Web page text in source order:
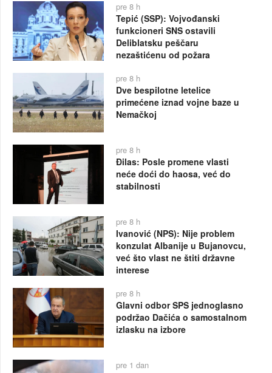
pre 8 h
Tepić (SSP): Vojvođanski
funkcioneri SNS ostavili
Deliblatsku peščaru
nezaštićenu od požara
pre 8 h
Dve bespilotne letelice
primećene iznad vojne baze u
Nemačkoj
pre 8 h
Đilas: Posle promene vlasti
neće doći do haosa, već do
stabilnosti
pre 8 h
Ivanović (NPS): Nije problem
konzulat Albanije u Bujanovcu,
već što vlast ne štiti državne
interese
pre 8 h
Glavni odbor SPS jednoglasno
podržao Dačića o samostalnom
izlasku na izbore
pre 1 dan